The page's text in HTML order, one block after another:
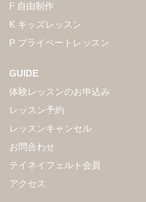
F 自由制作
K キッズレッスン
P プライベートレッスン
GUIDE
体験レッスンのお申込み
レッスン予約
レッスンキャンセル
お問合わせ
テイネイフェルト会員
アクセス